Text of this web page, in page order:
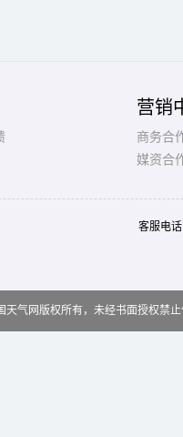
营销
商务合
媒资合
客服电
天气网版权所有，未经书面授权